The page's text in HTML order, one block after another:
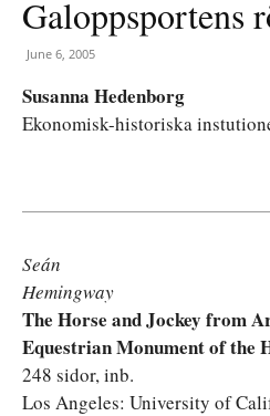
Galoppsportens
June 6, 2005
Susanna Hedenborg
Ekonomisk-historiska
Seán
Hemingway
The Horse and Jockey from
Equestrian Monument of the
248 sidor, inb.
Los Angeles: University of